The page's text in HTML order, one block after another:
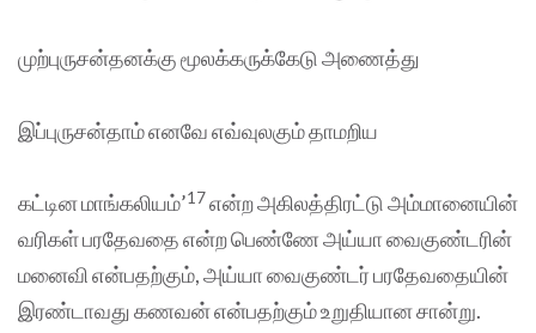
முற்புருசன்தனக்கு மூலக்கருக்கேடு அணைத்து
இப்புருசன்தாம் எனவே எவ்வுலகும் தாமறிய
கட்டின மாங்கலியம்’17என்ற அகிலத்திரட்டு அம்மானையின்
வரிகள் பரதேவதை என்ற பெண்ணே அய்யா வைகுண்டரின்
மனைவி என்பதற்கும், அய்யா வைகுண்டர் பரதேவதையின்
இரண்டாவது கணவன் என்பதற்கும் உறுதியான சான்று.